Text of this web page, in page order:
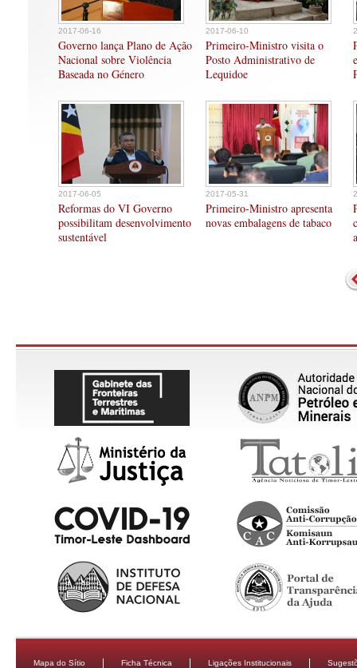
2017-06-16
Governo lança Plano de Ação
Nacional sobre Violência
Baseada no Género
2017-06-10
Primeiro-Ministro visita o
Posto Administrativo de
Lequidoe
2017-06-05
Reformas do VI Governo
possibilitam desenvolvimento
sustentável
2017-05-31
Primeiro-Ministro apresenta
novas embalagens de tabaco
Mapa do Sítio Ficha Técnica Ligações Institucionais